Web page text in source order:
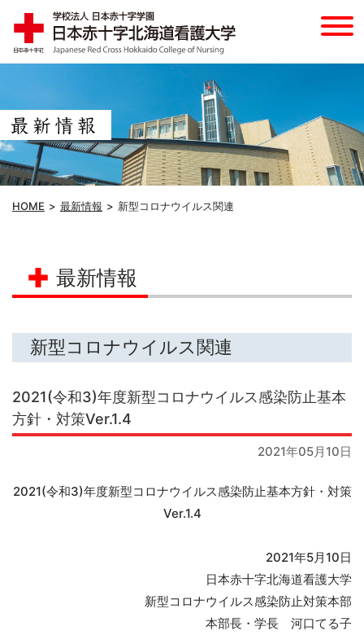
HOME 最新情報 新型コロナウイルス関連
最新情報
新型コロナウイルス関連
2021(令和3)年度新型コロナウイルス感染防止基本
方針・対策Ver.1.4
2021年05月10日
2021(令和3)年度新型コロナウイルス感染防止基本方針・対策
Ver.1.4
2021年5月10日
日本赤十字北海道看護大学
新型コロナウイルス感染防止対策本部
本部長・学長 河口てる子